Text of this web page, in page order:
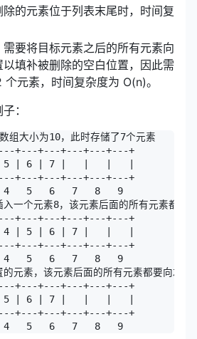
的元素位于列表末尾时，时间复
要将目标元素之后的所有元素向
填补被删除的空白位置，因此需
元素，时间复杂度为 O(n)。
：
大小为10，此时存储了7个元素
+---+---+---+---+---+
5 | 6 | 7 |   |   |   |
+---+---+---+---+---+
5   6   7   8   9
一个元素8，该元素后面的所有元素都要
+---+---+---+---+---+
4 | 5 | 6 | 7 |   |   |
+---+---+---+---+---+
5   6   7   8   9
元素，该元素后面的所有元素都要向左移
+---+---+---+---+---+
5 | 6 | 7 |   |   |   |
+---+---+---+---+---+
5   6   7   8   9